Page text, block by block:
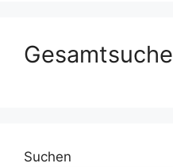
Gesamtsuche
Suchen